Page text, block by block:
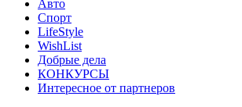
Авто
Спорт
LifeStyle
WishList
Добрые дела
КОНКУРСЫ
Интересное от партнеров